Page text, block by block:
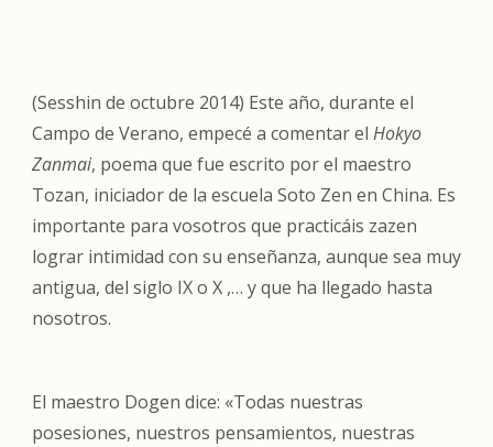
(Sesshin de octubre 2014) Este año, durante el
Campo de Verano, empecé a comentar el Hokyo
Zanmai, poema que fue escrito por el maestro
Tozan, iniciador de la escuela Soto Zen en China. Es
importante para vosotros que practicáis zazen
lograr intimidad con su enseñanza, aunque sea muy
antigua, del siglo IX o X ,… y que ha llegado hasta
nosotros.
El maestro Dogen dice: «Todas nuestras
posesiones, nuestros pensamientos, nuestras